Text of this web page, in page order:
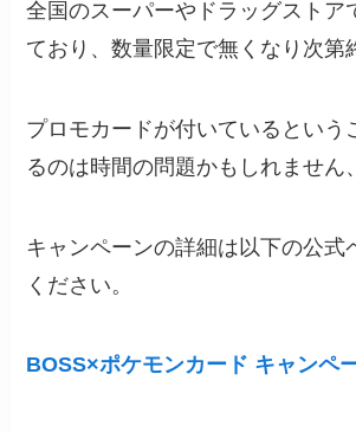
全国のスーパーやドラッグストア
ており、数量限定で無くなり次第
プロモカードが付いているという
るのは時間の問題かもしれません
キャンペーンの詳細は以下の公式
ください。
BOSS×ポケモンカード キャンペ